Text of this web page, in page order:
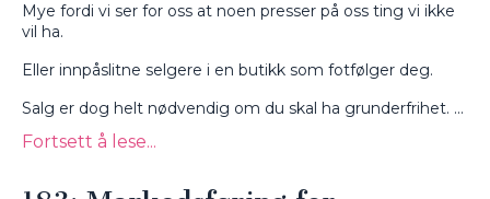
Mye fordi vi ser for oss at noen presser på oss ting vi ikke
vil ha.
Eller innpåslitne selgere i en butikk som fotfølger deg.
Salg er dog helt nødvendig om du skal ha grunderfrihet. ...
Fortsett å lese...